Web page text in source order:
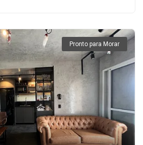
Pronto para Morar